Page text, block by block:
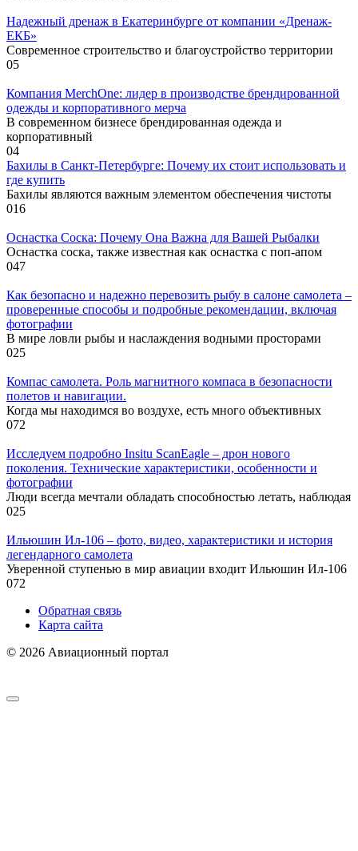
Надежный дренаж в Екатеринбурге от компании «Дренаж-
ЕКБ»
Современное строительство и благоустройство территории
05
Компания MerchOne: лидер в производстве брендированной
одежды и корпоративного мерча
В современном бизнесе брендированная одежда и
корпоративный
04
Бахилы в Санкт-Петербурге: Почему их стоит использовать и
где купить
Бахилы являются важным элементом обеспечения чистоты
016
Оснастка Соска: Почему Она Важна для Вашей Рыбалки
Оснастка соска, также известная как оснастка с поп-апом
047
Как безопасно и надежно перевозить рыбу в салоне самолета –
проверенные способы и подробные рекомендации, включая
фотографии
В мире ловли рыбы и наслаждения водными просторами
025
Компас самолета. Роль магнитного компаса в безопасности
полетов и навигации.
Когда мы находимся во воздухе, есть много объективных
072
Исследуем подробно Insitu ScanEagle – дрон нового
поколения. Технические характеристики, особенности и
фотографии
Люди всегда мечтали обладать способностью летать, наблюдая
025
Ильюшин Ил-106 – фото, видео, характеристики и история
легендарного самолета
Уверенной ступенью в мир авиации входит Ильюшин Ил-106
072
Обратная связь
Карта сайта
© 2026 Авиационный портал